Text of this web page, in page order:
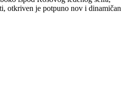
otkriven je potpuno nov i dinamičan